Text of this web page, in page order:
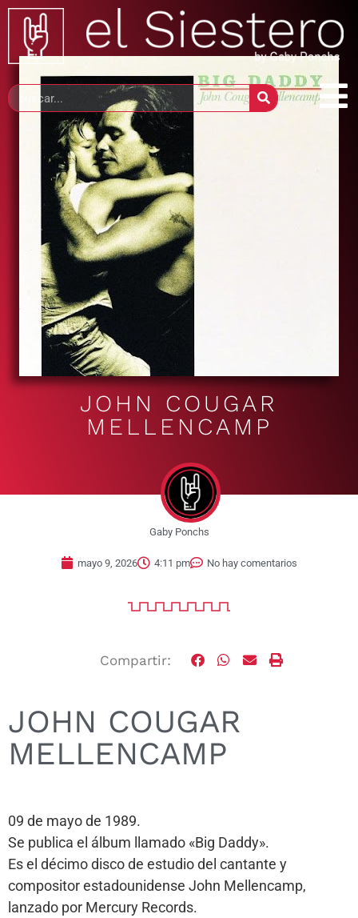
JOHN COUGAR
MELLENCAMP
Gaby Ponchs
mayo 9, 2026 4:11 pm No hay comentarios
Compartir:
JOHN COUGAR
MELLENCAMP
09 de mayo de 1989.
Se publica el álbum llamado «Big Daddy».
Es el décimo disco de estudio del cantante y
compositor estadounidense John Mellencamp,
lanzado por Mercury Records.